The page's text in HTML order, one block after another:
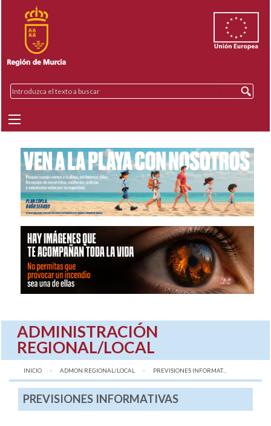
ADMINISTRACIÓN
REGIONAL/LOCAL
INICIO ADMON REGIONAL/LOCAL AQUÍ:
PREVISIONES INFORMAT...
PREVISIONES INFORMATIVAS